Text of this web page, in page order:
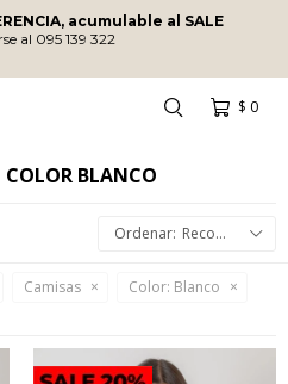
acumulable al SALE
al 095 139 322
$ 0
COLOR BLANCO
Recomendados
Camisas Color: Blanco